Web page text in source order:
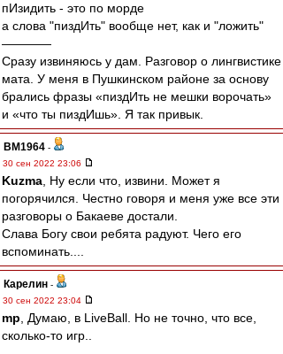
пИзидить - это по морде
а слова "пиздИть" вообще нет, как и "ложить"
————
Сразу извиняюсь у дам. Разговор о лингвистике
мата. У меня в Пушкинском районе за основу
брались фразы «пиздИть не мешки ворочать»
и «что ты пиздИшь». Я так привык.
BM1964 -
30 сен 2022 23:06
Kuzma , Ну если что, извини. Может я
погорячился. Честно говоря и меня уже все эти
разговоры о Бакаеве достали.
Слава Богу свои ребята радуют. Чего его
вспоминать....
Карелин -
30 сен 2022 23:04
mp , Думаю, в LiveBall. Но не точно, что все,
сколько-то игр..